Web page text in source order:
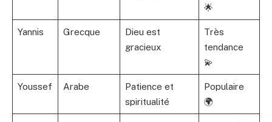
🌟
Yannis Grecque
Dieu est
gracieux
Très
tendance
💫
Youssef Arabe
Patience et
spiritualité
Populaire
🌍